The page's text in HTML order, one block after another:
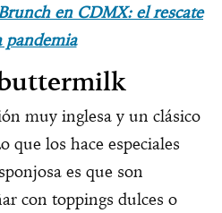
en CDMX: el rescate
pandemia
muy inglesa y un clásico
que los hace especiales
es que son
con toppings dulces o